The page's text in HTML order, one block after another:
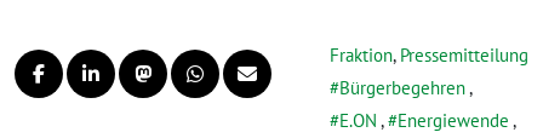
Fraktion, Pressemitteilung
Bürgerbegehren,
E.ON , Energiewende ,